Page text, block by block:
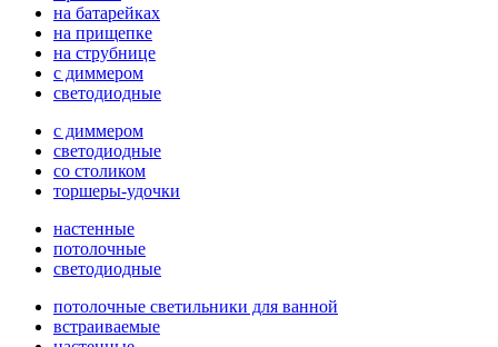
на батарейках
на прищепке
на струбнице
с диммером
светодиодные
с диммером
светодиодные
со столиком
торшеры-удочки
настенные
потолочные
светодиодные
потолочные светильники для ванной
встраиваемые